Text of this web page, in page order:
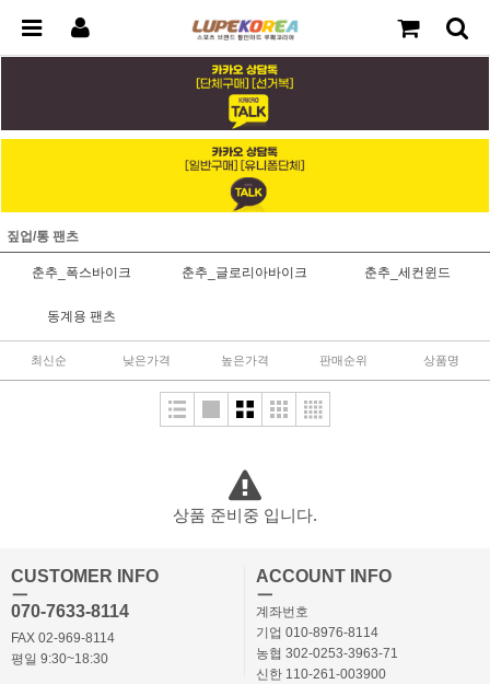
짚업/통 팬츠
춘추_폭스바이크 춘추_글로리아바이크 춘추_세컨윈드
동계용 팬츠
최신순 낮은가격 높은가격 판매순위 상품명
상품 준비중 입니다.
CUSTOMER INFO
ㅡ
070-7633-8114
FAX 02-969-8114
평일 9:30~18:30
ACCOUNT INFO
ㅡ
계좌번호
기업 010-8976-8114
농협 302-0253-3963-71
신한 110-261-003900